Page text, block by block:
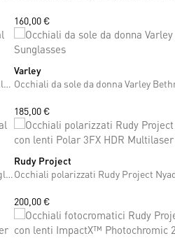
160,00 €
Occhiali da sole da donna Varley Bethnall Oval Sunglasses
ONE SIZE
Varley
185,00 €
Occhiali da sole da donna Varley Lambeth Oval Sunglasses
ONE SIZE
Rudy Project
200,00 €